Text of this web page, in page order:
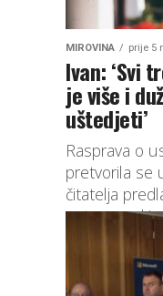
MIROVINA prije 5
Ivan: ‘Svi
je više i
uštedjeti’
Rasprava o
pretvorila se
čitatelja
potpuno